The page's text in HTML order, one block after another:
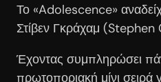
Το «Adolescence»
Στίβεν Γκράχαμ
Έχοντας συμπληρώσει
πρωτοποριακή μίνι